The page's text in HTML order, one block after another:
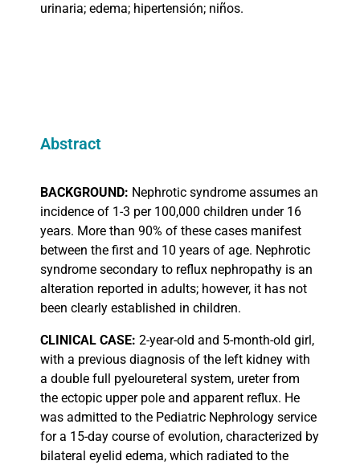
urinaria; edema; hipertensión; niños.
Abstract
BACKGROUND: Nephrotic syndrome assumes an
incidence of 1-3 per 100,000 children under 16
years. More than 90% of these cases manifest
between the first and 10 years of age. Nephrotic
syndrome secondary to reflux nephropathy is an
alteration reported in adults; however, it has not
been clearly established in children.
CLINICAL CASE: 2-year-old and 5-month-old girl,
with a previous diagnosis of the left kidney with
a double full pyeloureteral system, ureter from
the ectopic upper pole and apparent reflux. He
was admitted to the Pediatric Nephrology service
for a 15-day course of evolution, characterized by
bilateral eyelid edema, which radiated to the